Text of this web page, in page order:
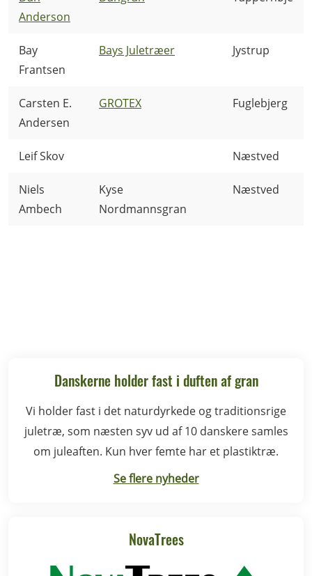
Anderson
Bay
Frantsen
Bays Juletræer Jystrup
Carsten E.
Andersen
GROTEX Fuglebjerg
Leif Skov Næstved
Niels
Ambech
Kyse
Nordmannsgran
Næstved
Danskerne holder fast i duften af gran
Vi holder fast i det naturdyrkede og traditionsrige
juletræ, som næsten syv ud af 10 danskere samles
om juleaften. Kun hver femte har et plastiktræ.
Se flere nyheder
NovaTrees